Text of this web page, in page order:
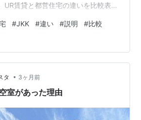
UR賃貸と都営住宅の違いを比較表で
す。 目次 UR賃貸と都営住宅の違
｜どっちが自分に合う？ はじめに
違いを比較表でチェック ◆ 基本の
◆ UR賃貸のメリット ◆ UR賃貸の
とは？ ◆ 都営住宅のメリット ◆ 都
#JKK #違い #説明 #比較
タ • 3ヶ月前
室があった理由